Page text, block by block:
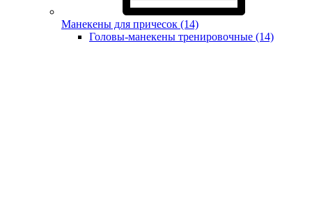
Манекены для причесок (14)
Головы-манекены тренировочные (14)